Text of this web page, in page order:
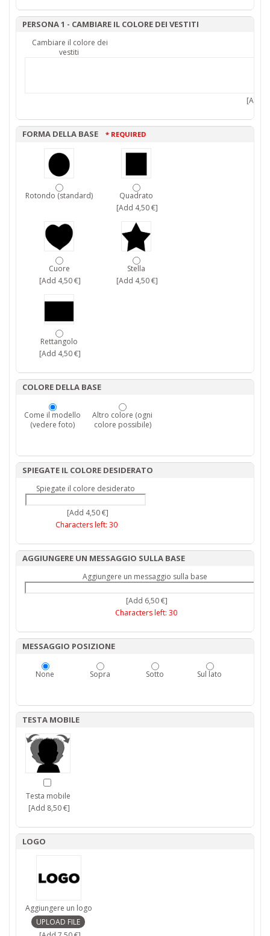
PERSONA 1 - CAMBIARE IL COLORE DEI VESTITI
Cambiare il colore dei
vestiti
[Add
FORMA DELLA BASE * REQUIRED
Rotondo (standard)
Quadrato
[Add 4,50 €]
Cuore
[Add 4,50 €]
Stella
[Add 4,50 €]
Rettangolo
[Add 4,50 €]
COLORE DELLA BASE
Come il modello
(vedere foto)
Altro colore (ogni
colore possibile)
SPIEGATE IL COLORE DESIDERATO
Spiegate il colore desiderato
[Add 4,50 €]
Characters left: 30
AGGIUNGERE UN MESSAGGIO SULLA BASE
Aggiungere un messaggio sulla base
[Add 6,50 €]
Characters left: 30
MESSAGGIO POSIZIONE
None Sopra Sotto Sul lato
TESTA MOBILE
Testa mobile
[Add 8,50 €]
LOGO
Aggiungere un logo